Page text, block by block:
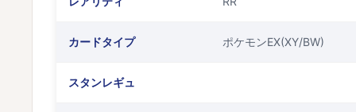
カードタイプ ポケモンEX(XY/BW)
スタンレギュ